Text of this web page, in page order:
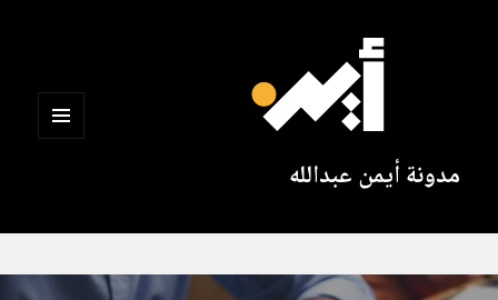
مدونة أيمن عبدالله